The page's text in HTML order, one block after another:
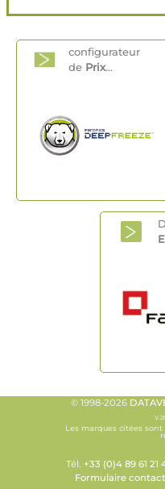
configurateur
de Prix...
© 1998-2026
Les marques citées
Tél. +33 (0)4 89 61 21
Formulaire contact